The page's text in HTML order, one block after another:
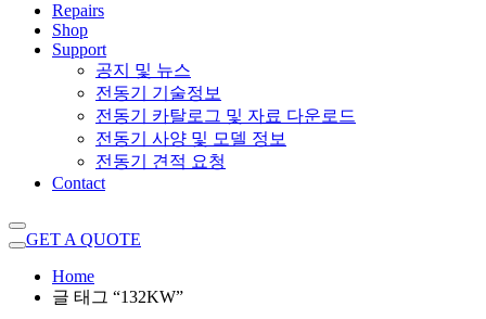
Repairs
Shop
Support
공지 및 뉴스
전동기 기술정보
전동기 카탈로그 및 자료 다운로드
전동기 사양 및 모델 정보
전동기 견적 요청
Contact
GET A QUOTE
Home
글 태그 “132KW”